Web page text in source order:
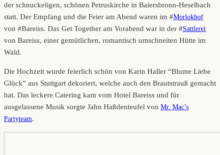
der schnuckeligen, schönen Petruskirche in Baiersbronn-Heselbach
statt. Der Empfang und die Feier am Abend waren im #Morlokhof
von #Bareiss. Das Get Together am Vorabend war in der #Sattlerei
von Bareiss, einer gemütlichen, romantisch umschneiten Hütte im
Wald.
Die Hochzeit wurde feierlich schön von Karin Haller “Blume Liebe
Glück” aus Stuttgart dekoriert, welche auch den Brautstrauß gemacht
hat. Das leckere Catering kam vom Hotel Bareiss und für
ausgelassene Musik sorgte Jahn Haßdenteufel von Mr. Mac’s
Partyteam.